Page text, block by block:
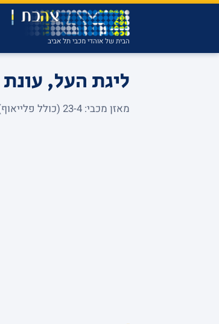
הבית של אוהדי מכבי תל אביב
ליגת העל, עונת 2019-20
מאזן מכבי: 23-4 (כולל פלייאוף) · מקום 1 בעונה הסדירה.